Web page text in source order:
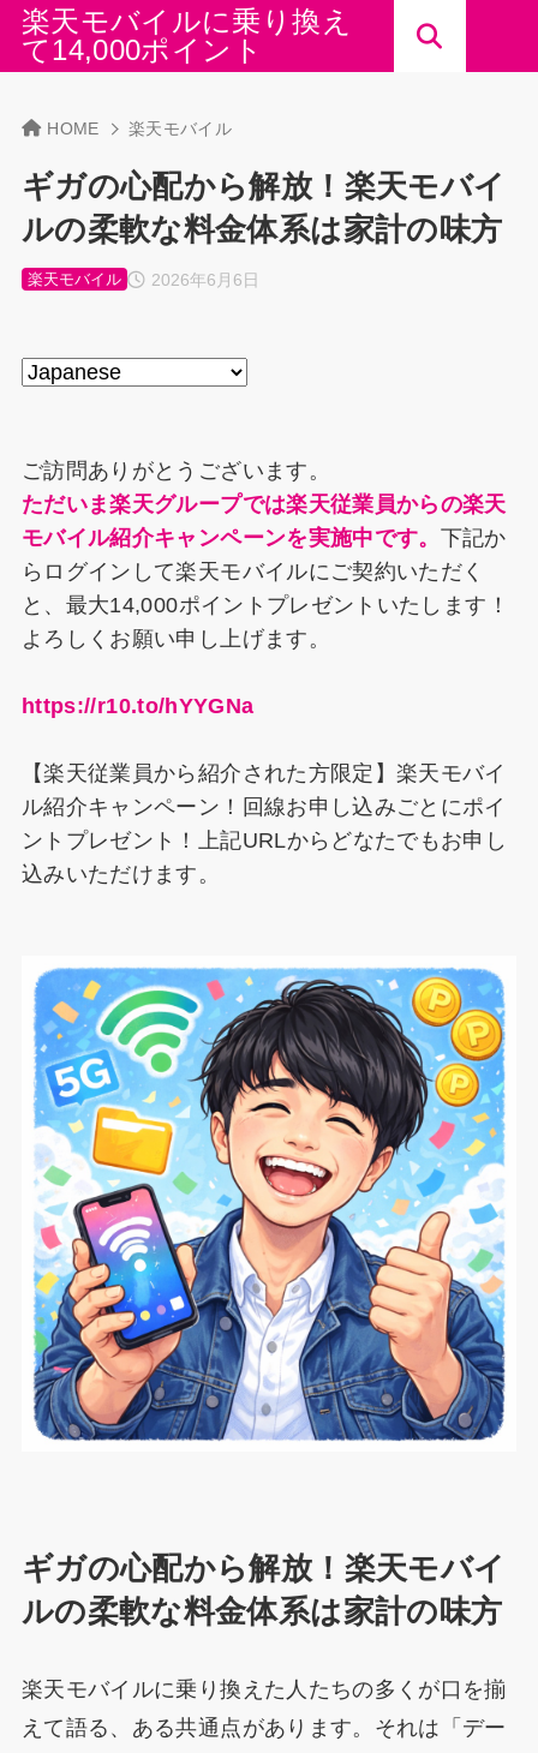
楽天モバイルに乗り換え
て14,000ポイント
HOME 楽天モバイル
ギガの心配から解放！楽天モバイ
ルの柔軟な料金体系は家計の味方
2026年6月6日
楽天モバイル
ご訪問ありがとうございます。
ただいま楽天グループでは楽天従業員からの楽天
モバイル紹介キャンペーンを実施中です。 下記か
らログインして楽天モバイルにご契約いただく
と、最大14,000ポイントプレゼントいたします！
よろしくお願い申し上げます。
https://r10.to/hYYGNa
【楽天従業員から紹介された方限定】楽天モバイ
ル紹介キャンペーン！回線お申し込みごとにポイ
ントプレゼント！上記URLからどなたでもお申し
込みいただけます。
ギガの心配から解放！楽天モバイ
ルの柔軟な料金体系は家計の味方
楽天モバイルに乗り換えた人たちの多くが口を揃
えて語る、ある共通点があります。それは「デー